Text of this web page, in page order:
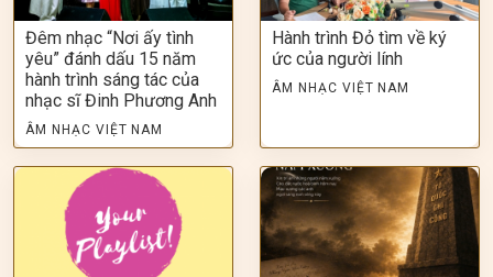
Đêm nhạc “Nơi ấy tình
yêu” đánh dấu 15 năm
hành trình sáng tác của
nhạc sĩ Đinh Phương Anh
ÂM NHẠC VIỆT NAM
Hành trình Đỏ tìm về ký
ức của người lính
ÂM NHẠC VIỆT NAM